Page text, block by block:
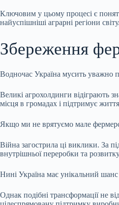
Ключовим у цьому процесі є
найуспішніші аграрні регіони світу.
Збереження
Водночас Україна мусить уважно
Великі агрохолдинги відіграють
місця в громадах і підтримує
Якщо ми не врятуємо мале
Війна загострила ці виклики. За
внутрішньої переробки та
Нині Україна має унікальний
Однак подібні трансформації не